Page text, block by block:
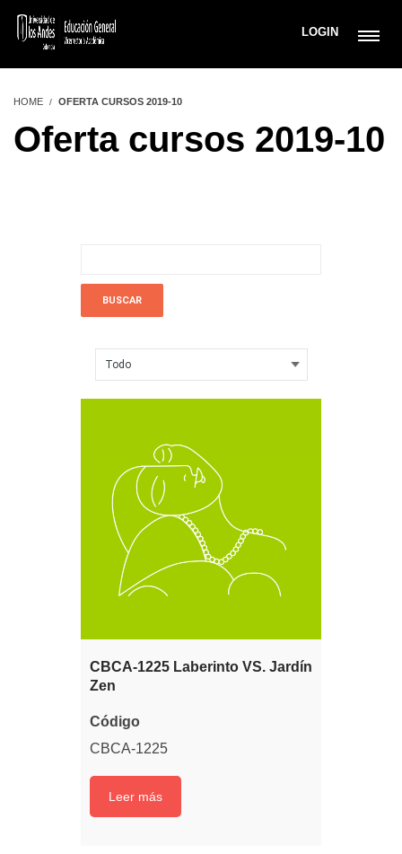
LOGIN
HOME OFERTA CURSOS 2019-10
Oferta cursos 2019-10
CBCA-1225 Laberinto VS. Jardín
Zen
Código
CBCA-1225
Leer más